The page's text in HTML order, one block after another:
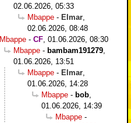
02.06.2026, 05:33
Mbappe - Elmar
02.06.2026, 08:48
Mbappe - CF 01.06.2026, 08:30
Mbappe - bambam191279
01.06.2026, 13:51
Mbappe - Elmar
01.06.2026, 14:28
Mbappe - bob
01.06.2026, 14:39
Mbappe -